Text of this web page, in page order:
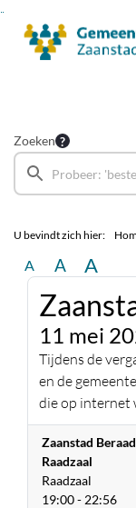
Zoeken
U bevindt zich hier:
A A A
11 mei
Tijdens de
en de
die op internet
Zaanstad Beraad
Raadzaal
Raadzaal
19:00 - 22:56